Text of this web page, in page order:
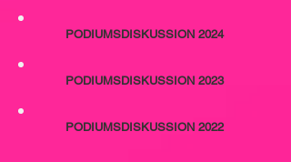
PODIUMSDISKUSSION 2024
PODIUMSDISKUSSION 2023
PODIUMSDISKUSSION 2022